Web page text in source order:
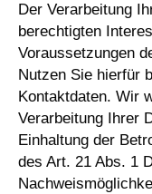
Der Verarbeitung
berechtigten
Voraussetzungen
Nutzen Sie hierfür
Kontaktdaten. Wir
Verarbeitung Ihrer
Einhaltung der
des Art. 21 Abs. 1